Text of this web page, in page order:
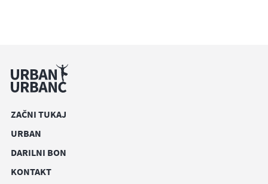
ZAČNI TUKAJ
URBAN
DARILNI BON
KONTAKT